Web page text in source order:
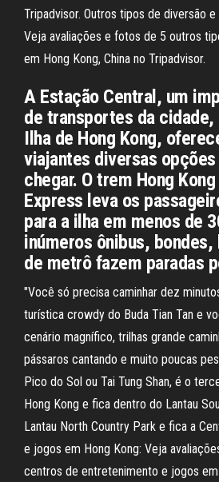
Tripadvisor. Outros tipos de diversão
Veja avaliações e fotos de 5 outros
em Hong Kong, China no Tripadvisor.
A Estação Central, um
de transportes da cidade,
Ilha de Hong Kong,
viajantes diversas
chegar. O trem Hong
Express leva os
para a ilha em menos de
inúmeros ônibus, bondes,
de metrô fazem paradas
"Você só precisa caminhar dez
turística crowdy do Buda Tian Tan e
cenário magnífico, trilhas grande
pássaros cantando e muito poucas
Pico do Sol ou Tai Tung Shan, é o
Hong Kong e fica dentro do Lantau
Lantau North Country Park e fica a
e jogos em Hong Kong: Veja
centros de entretenimento e jogos em